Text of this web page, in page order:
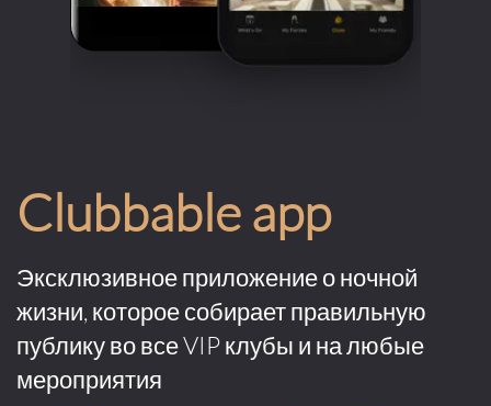
Clubbable app
Эксклюзивное приложение о ночной
жизни, которое собирает правильную
публику во все VIP клубы и на любые
мероприятия